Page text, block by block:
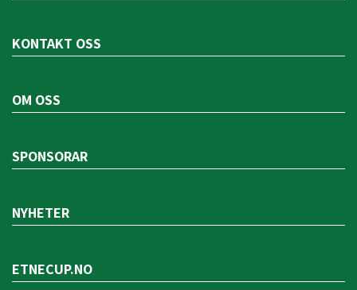
KONTAKT OSS
OM OSS
SPONSORAR
NYHETER
ETNECUP.NO